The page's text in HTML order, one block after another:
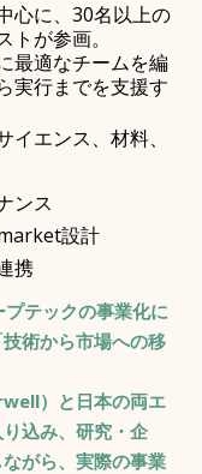
心に、30名以上の
トが参画。
最適なチームを編
実行までを支援す
エンス、材料、
ンス
設計
携
テックの事業化に
術から市場への移
）と日本の両エ
込み、研究・企
がら、実際の事業